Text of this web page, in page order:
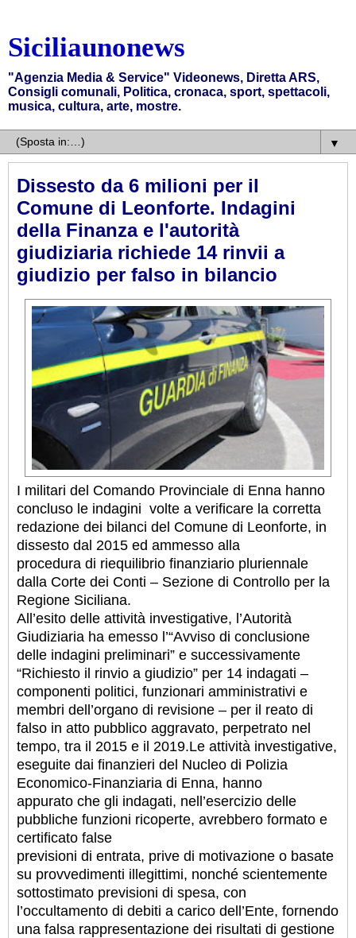
Siciliaunonews
"Agenzia Media & Service" Videonews, Diretta ARS,
Consigli comunali, Politica, cronaca, sport, spettacoli,
musica, cultura, arte, mostre.
▼
Dissesto da 6 milioni per il
Comune di Leonforte. Indagini
della Finanza e l'autorità
giudiziaria richiede 14 rinvii a
giudizio per falso in bilancio
I militari del Comando Provinciale di Enna hanno
concluso le indagini volte a verificare la corretta
redazione dei bilanci del Comune di Leonforte, in
dissesto dal 2015 ed ammesso alla
procedura di riequilibrio finanziario pluriennale
dalla Corte dei Conti – Sezione di Controllo per la
Regione Siciliana.
All’esito delle attività investigative, l’Autorità
Giudiziaria ha emesso l’“Avviso di conclusione
delle indagini preliminari” e successivamente
“Richiesto il rinvio a giudizio” per 14 indagati –
componenti politici, funzionari amministrativi e
membri dell’organo di revisione – per il reato di
falso in atto pubblico aggravato, perpetrato nel
tempo, tra il 2015 e il 2019.Le attività investigative,
eseguite dai finanzieri del Nucleo di Polizia
Economico-Finanziaria di Enna, hanno
appurato che gli indagati, nell’esercizio delle
pubbliche funzioni ricoperte, avrebbero formato e
certificato false
previsioni di entrata, prive di motivazione o basate
su provvedimenti illegittimi, nonché scientemente
sottostimato previsioni di spesa, con
l’occultamento di debiti a carico dell’Ente, fornendo
una falsa rappresentazione dei risultati di gestione